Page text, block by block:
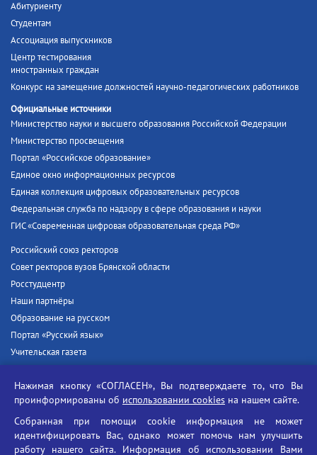
Абитуриенту
Студентам
Ассоциация выпускников
Центр тестирования
иностранных граждан
Конкурс на замещение должностей научно-педагогических работников
Официальные источники
Министерство науки и высшего образования Российской Федерации
Министерство просвещения
Портал «Российское образование»
Единое окно информационных ресурсов
Единая коллекция цифровых образовательных ресурсов
Федеральная служба по надзору в сфере образования и науки
ГИС «Современная цифровая образовательная среда РФ»
Российский союз ректоров
Совет ректоров вузов Брянской области
Росстудцентр
Наши партнёры
Образование на русском
Портал «Русский язык»
Учительская газета
Единый портал государственных услуг
Противодействие угрозам информационной безопасности
Социальные ролики - Генеральная прокуратура РФ
Нажимая кнопку «СОГЛАСЕН», Вы подтверждаете то, что Вы
проинформированы об использовании cookies на нашем сайте.
Собранная при помощи cookie информация не может
идентифицировать Вас, однако может помочь нам улучшить
работу нашего сайта. Информация об использовании Вами